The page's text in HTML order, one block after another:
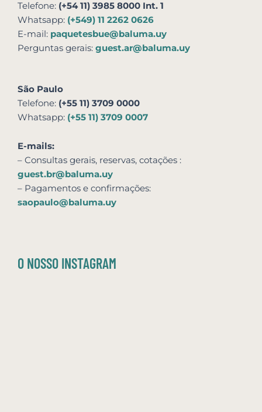
Telefone: (+54 11) 3985 8000 Int. 1
Whatsapp: (+549) 11 2262 0626
E-mail: paquetesbue@baluma.uy
Perguntas gerais: guest.ar@baluma.uy
São Paulo
Telefone: (+55 11) 3709 0000
Whatsapp: (+55 11) 3709 0007
E-mails:
– Consultas gerais, reservas, cotações :
guest.br@baluma.uy
– Pagamentos e confirmações:
saopaulo@baluma.uy
O NOSSO INSTAGRAM